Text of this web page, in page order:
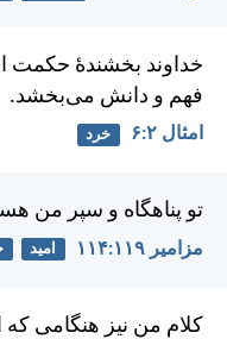
خداوند بخشندهٔ حكمت
فهم و دانش می‌بخشد.
امثال ۲:‏۶ خرد
تو پناهگاه و سپر من
مزامير ۱۱۹:‏۱۱۴ امید
كلام من نيز هنگامی كه